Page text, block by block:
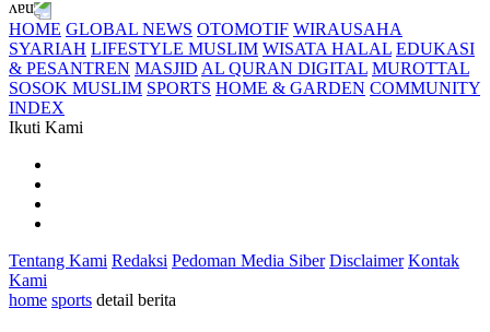
HOME GLOBAL NEWS OTOMOTIF WIRAUSAHA
SYARIAH LIFESTYLE MUSLIM WISATA HALAL EDUKASI
& PESANTREN MASJID AL QURAN DIGITAL MUROTTAL
SOSOK MUSLIM SPORTS HOME & GARDEN COMMUNITY
INDEX
Ikuti Kami
Tentang Kami Redaksi Pedoman Media Siber Disclaimer Kontak
Kami
home sports detail berita